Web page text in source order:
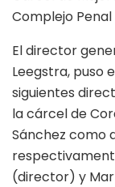
Complejo Penal
El director
Leegstra, puso
siguientes
la cárcel de
Sánchez como
(director) y